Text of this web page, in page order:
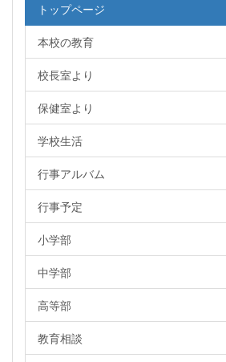
トップページ
本校の教育
校長室より
保健室より
学校生活
行事アルバム
行事予定
小学部
中学部
高等部
教育相談